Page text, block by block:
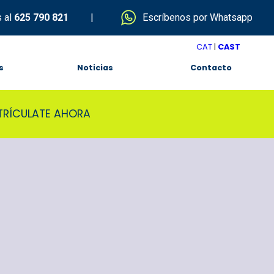
Escríbenos por Whatsapp
|
al 625 790 821
CAT| CAST
Noticias Contacto
AHORA